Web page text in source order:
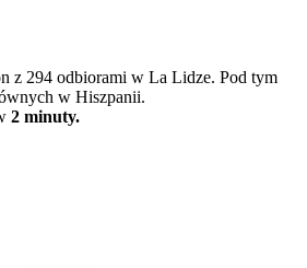
z 294 odbiorami w La Lidze. Pod tym
w Hiszpanii.
2 minuty.